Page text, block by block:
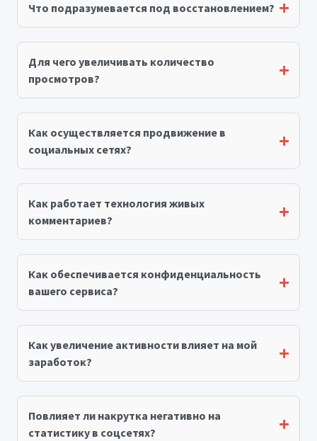
Что подразумевается под восстановлением?
Для чего увеличивать количество
просмотров?
Как осуществляется продвижение в
социальных сетях?
Как работает технология живых
комментариев?
Как обеспечивается конфиденциальность
вашего сервиса?
Как увеличение активности влияет на мой
заработок?
Повлияет ли накрутка негативно на
статистику в соцсетях?